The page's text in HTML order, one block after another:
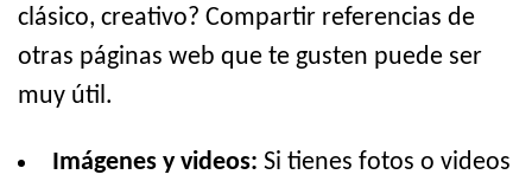
clásico, creativo? Compartir referencias de
otras páginas web que te gusten puede ser
muy útil.
Imágenes y videos: Si tienes fotos o videos